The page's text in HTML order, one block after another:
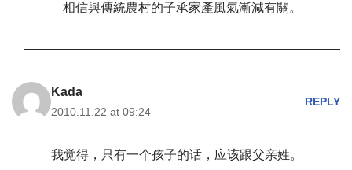
相信與傳統農村的子承家產風氣漸減有關。
Kada
2010.11.22 at 09:24
REPLY
我觉得，只有一个孩子的话，应该跟父亲姓。